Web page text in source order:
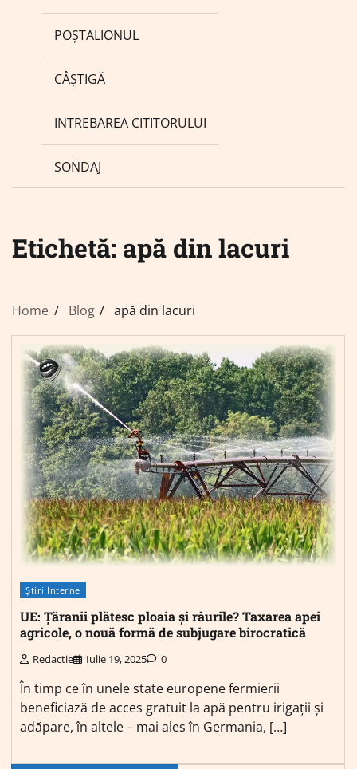
POȘTALIONUL
CÂȘTIGĂ
INTREBAREA CITITORULUI
SONDAJ
Etichetă: apă din lacuri
Home Blog apă din lacuri
Știri Interne
UE: Țăranii plătesc ploaia și râurile? Taxarea apei
agricole, o nouă formă de subjugare birocratică
Redactie Iulie 19, 2025 0
În timp ce în unele state europene fermierii
beneficiază de acces gratuit la apă pentru irigații și
adăpare, în altele – mai ales în Germania, […]